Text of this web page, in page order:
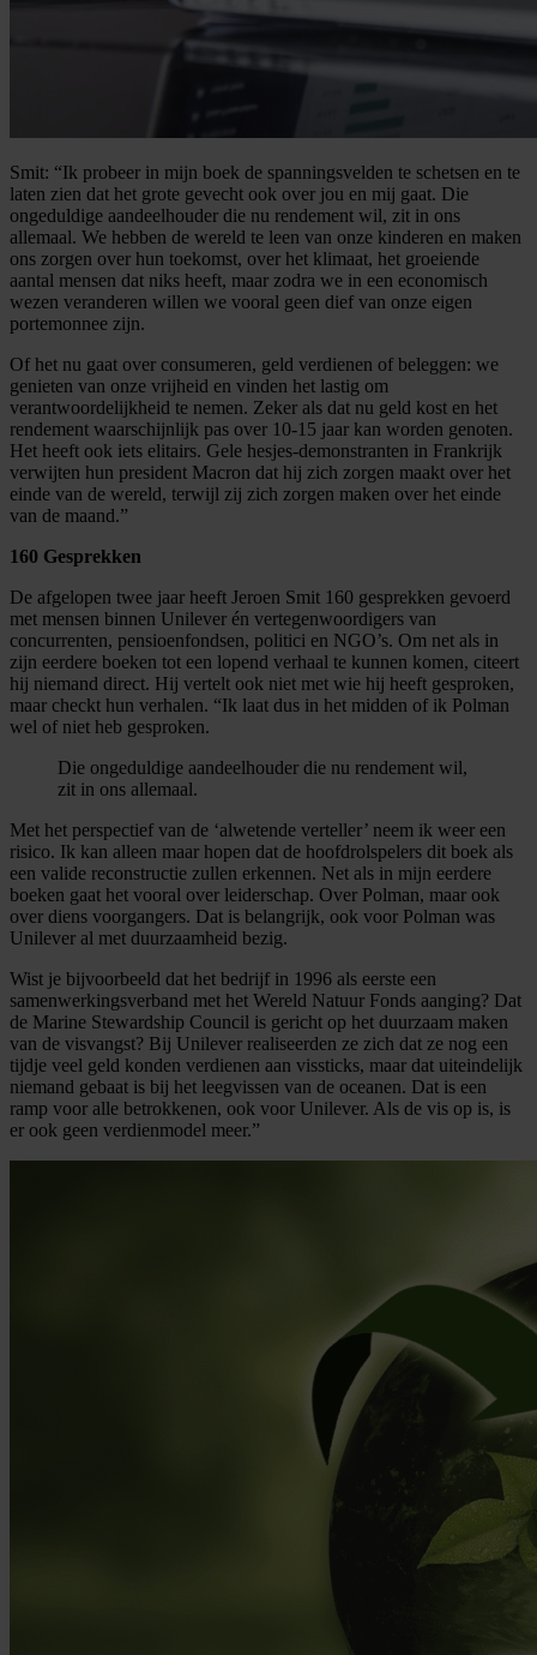
Smit: “Ik probeer in mijn boek de spanningsvelden te schetsen en te
laten zien dat het grote gevecht ook over jou en mij gaat. Die
ongeduldige aandeelhouder die nu rendement wil, zit in ons
allemaal. We hebben de wereld te leen van onze kinderen en maken
ons zorgen over hun toekomst, over het klimaat, het groeiende
aantal mensen dat niks heeft, maar zodra we in een economisch
wezen veranderen willen we vooral geen dief van onze eigen
portemonnee zijn.
Of het nu gaat over consumeren, geld verdienen of beleggen: we
genieten van onze vrijheid en vinden het lastig om
verantwoordelijkheid te nemen. Zeker als dat nu geld kost en het
rendement waarschijnlijk pas over 10-15 jaar kan worden genoten.
Het heeft ook iets elitairs. Gele hesjes-demonstranten in Frankrijk
verwijten hun president Macron dat hij zich zorgen maakt over het
einde van de wereld, terwijl zij zich zorgen maken over het einde
van de maand.”
160 Gesprekken
De afgelopen twee jaar heeft Jeroen Smit 160 gesprekken gevoerd
met mensen binnen Unilever én vertegenwoordigers van
concurrenten, pensioenfondsen, politici en NGO’s. Om net als in
zijn eerdere boeken tot een lopend verhaal te kunnen komen, citeert
hij niemand direct. Hij vertelt ook niet met wie hij heeft gesproken,
maar checkt hun verhalen. “Ik laat dus in het midden of ik Polman
wel of niet heb gesproken.
Die ongeduldige aandeelhouder die nu rendement wil,
zit in ons allemaal.
Met het perspectief van de ‘alwetende verteller’ neem ik weer een
risico. Ik kan alleen maar hopen dat de hoofdrolspelers dit boek als
een valide reconstructie zullen erkennen. Net als in mijn eerdere
boeken gaat het vooral over leiderschap. Over Polman, maar ook
over diens voorgangers. Dat is belangrijk, ook voor Polman was
Unilever al met duurzaamheid bezig.
Wist je bijvoorbeeld dat het bedrijf in 1996 als eerste een
samenwerkingsverband met het Wereld Natuur Fonds aanging? Dat
de Marine Stewardship Council is gericht op het duurzaam maken
van de visvangst? Bij Unilever realiseerden ze zich dat ze nog een
tijdje veel geld konden verdienen aan vissticks, maar dat uiteindelijk
niemand gebaat is bij het leegvissen van de oceanen. Dat is een
ramp voor alle betrokkenen, ook voor Unilever. Als de vis op is, is
er ook geen verdienmodel meer.”